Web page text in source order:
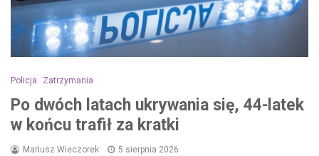
Policja Zatrzymania
Po dwóch latach ukrywania się, 44-latek
w końcu trafił za kratki
Mariusz Wieczorek 5 sierpnia 2026